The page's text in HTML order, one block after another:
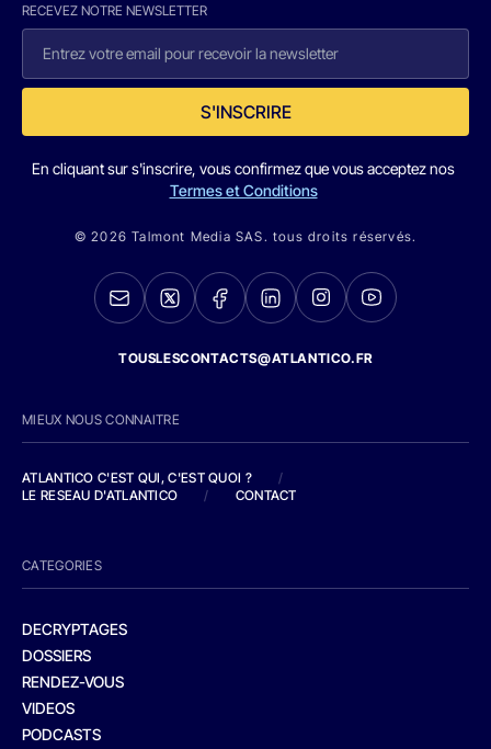
RECEVEZ NOTRE NEWSLETTER
S'INSCRIRE
En cliquant sur s'inscrire, vous confirmez que vous acceptez nos
Termes et Conditions
© 2026 Talmont Media SAS. tous droits réservés.
TOUSLESCONTACTS@ATLANTICO.FR
MIEUX NOUS CONNAITRE
ATLANTICO C'EST QUI, C'EST QUOI ?
/
LE RESEAU D'ATLANTICO
/ CONTACT
CATEGORIES
DECRYPTAGES
DOSSIERS
RENDEZ-VOUS
VIDEOS
PODCASTS